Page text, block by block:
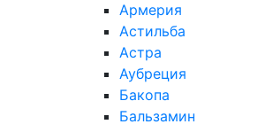
Армерия
Астильба
Астра
Аубреция
Бакопа
Бальзамин